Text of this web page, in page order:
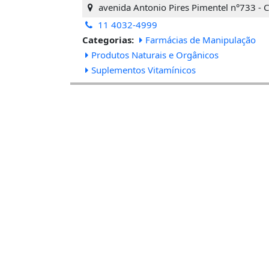
avenida Antonio Pires Pimentel n°733 -
11 4032-4999
Categorias:
Farmácias de Manipulação
Produtos Naturais e Orgânicos
Suplementos Vitamínicos